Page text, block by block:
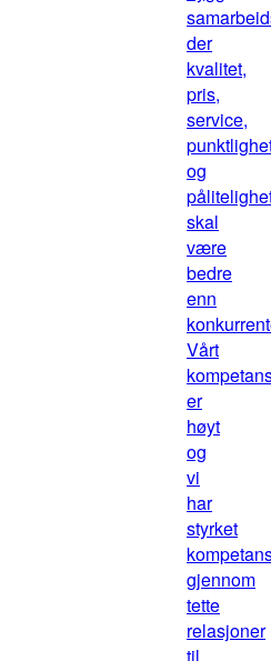
der
kvalitet,
pris,
service,
og
skal
være
bedre
enn
Vårt
er
høyt
og
vi
har
styrket
gjennom
tette
relasjoner